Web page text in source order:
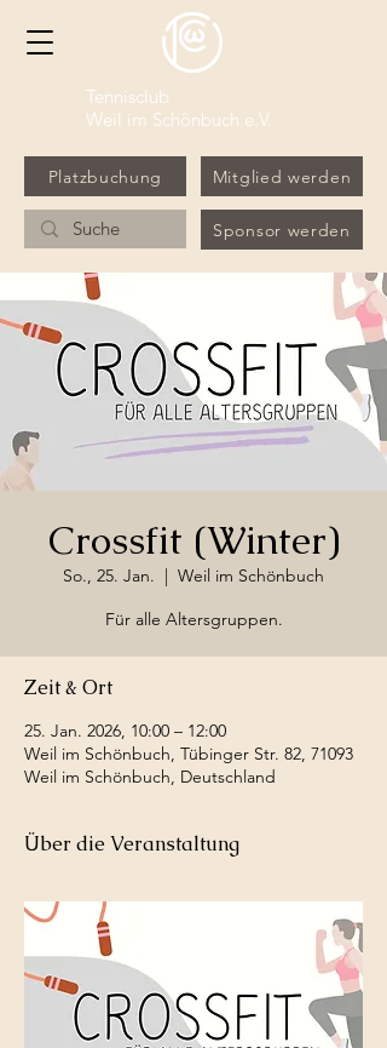
Tennisclub
Weil im Schönbuch e.V.
Platzbuchung Mitglied werden
Sponsor werden
Crossfit (Winter)
So., 25. Jan.
  |
Weil im Schönbuch
Für alle Altersgruppen.
Zeit & Ort
25. Jan. 2026, 10:00 – 12:00
Weil im Schönbuch, Tübinger Str. 82, 71093
Weil im Schönbuch, Deutschland
Über die Veranstaltung